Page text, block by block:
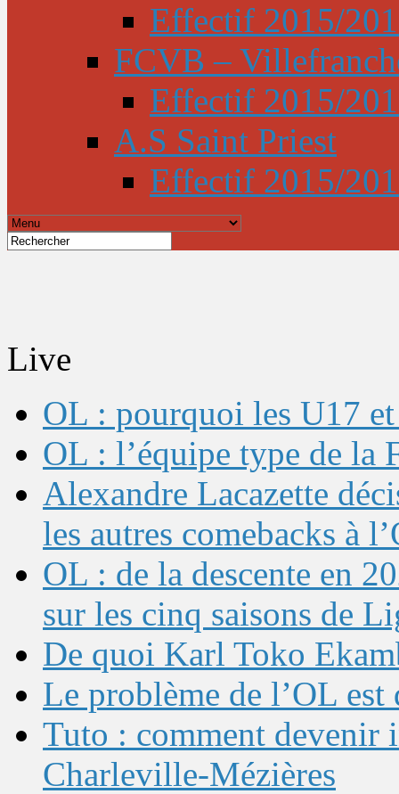
Effectif 2015/
FCVB –
Effectif 2015/
A.S Saint Priest
Effectif 2015/
Live
OL : pourquoi les U17
OL : l’équipe type de la
Alexandre Lacazette
les autres comebacks à
OL : de la descente en
sur les cinq saisons de
De quoi Karl Toko
Le problème de l’OL
Tuto : comment devenir
Charleville-Mézières